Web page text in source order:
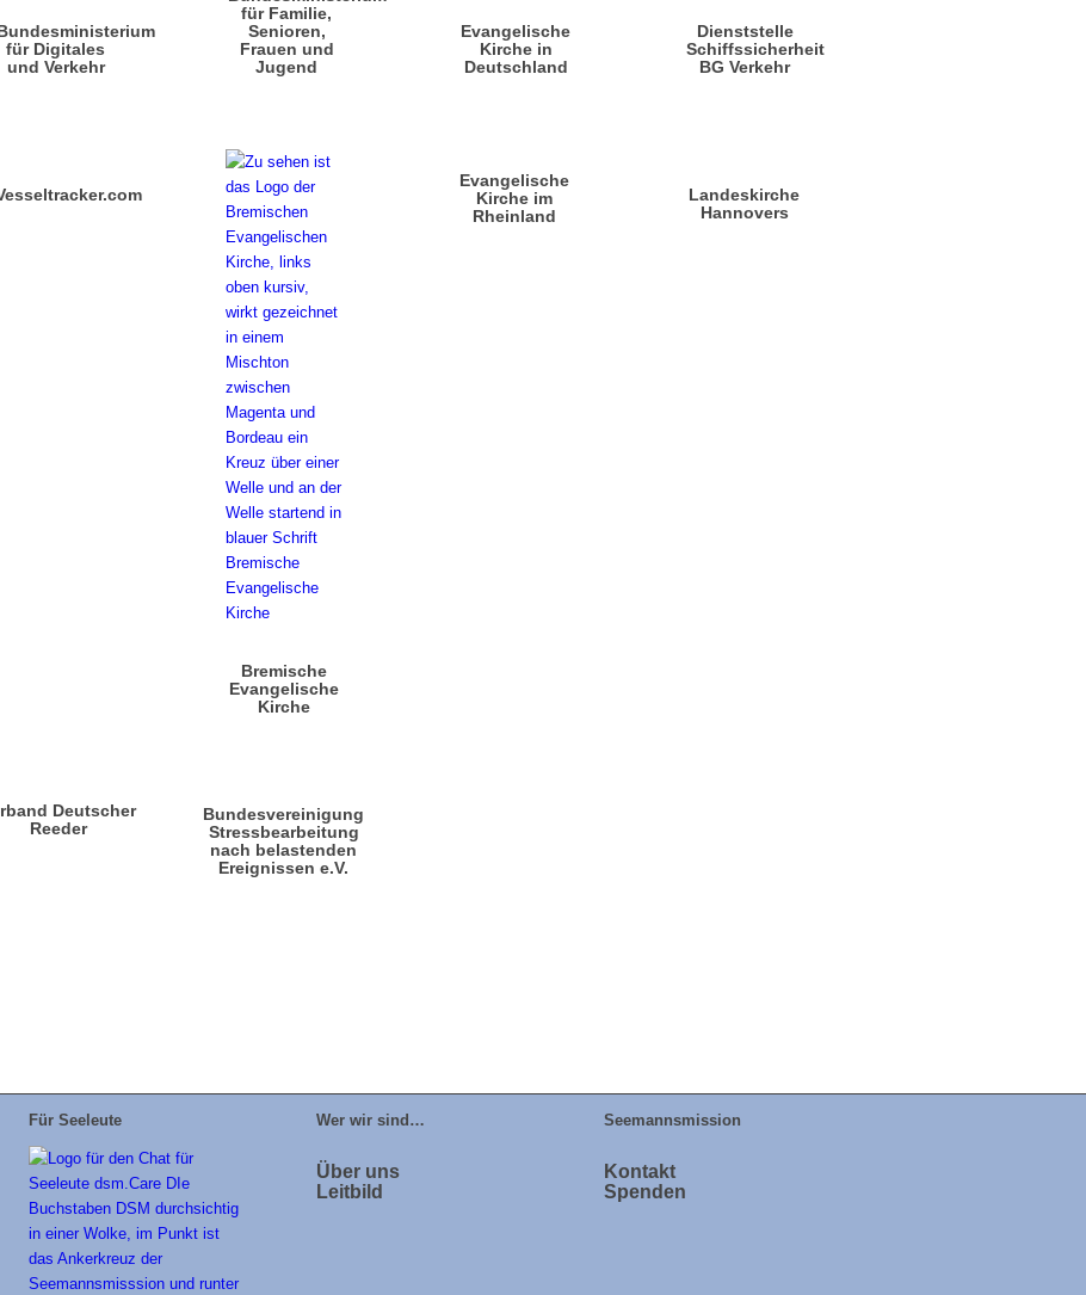
für Digitales
und Verkehr
für Familie,
Senioren,
Frauen und
Jugend
Evangelische
Kirche in
Deutschland
Dienststelle
Schiffssicherheit
BG Verkehr
Bremische
Evangelische
Kirche
Evangelische
Kirche im
Rheinland
Landeskirche
Hannovers
Deutscher
Reeder
Bundesvereinigung
Stressbearbeitung
nach belastenden
Ereignissen e.V.
Für Seeleute Wer wir sind…
Über uns
Leitbild
Seemannsmission
Kontakt
Spenden